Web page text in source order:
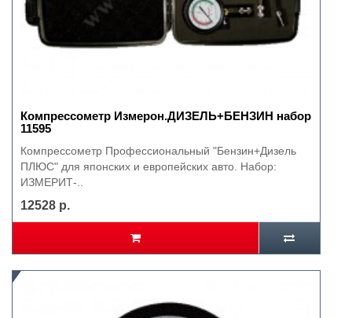
Компрессометр Измерон.ДИЗЕЛЬ+БЕНЗИН набор
11595
Компрессометр Профессиональный "Бензин+Дизель
ПЛЮС" для японских и европейских авто. Набор:
ИЗМЕРИТ-..
12528 р.